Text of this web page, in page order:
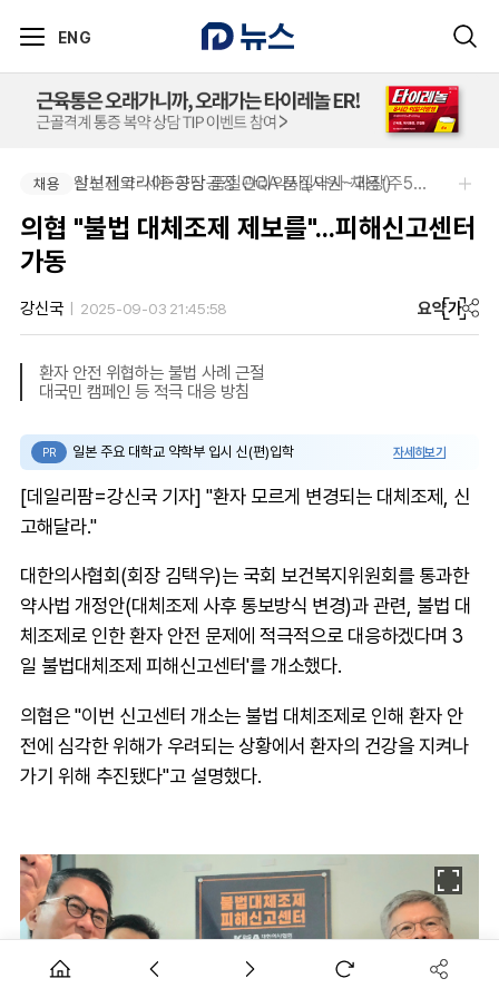
ENG
채용 신신제약-세종공장 품질관리약사(사원~과장)
채용 알보젠코리아-향남공장 OQA 품질약사 채용(주5일/파트타임 가능)
의협 "불법 대체조제 제보를"...피해신고센터
가동
강신국 2025-09-03 21:45:58 요약가
환자 안전 위협하는 불법 사례 근절
대국민 캠페인 등 적극 대응 방침
PR 일본 주요 대학교 약학부 입시 신(편)입학 자세히보기
[데일리팜=강신국 기자] "환자 모르게 변경되는 대체조제, 신
고해달라."
대한의사협회(회장 김택우)는 국회 보건복지위원회를 통과한
약사법 개정안(대체조제 사후 통보방식 변경)과 관련, 불법 대
체조제로 인한 환자 안전 문제에 적극적으로 대응하겠다며 3
일 불법대체조제 피해신고센터'를 개소했다.
의협은 "이번 신고센터 개소는 불법 대체조제로 인해 환자 안
전에 심각한 위해가 우려되는 상황에서 환자의 건강을 지켜나
가기 위해 추진됐다"고 설명했다.